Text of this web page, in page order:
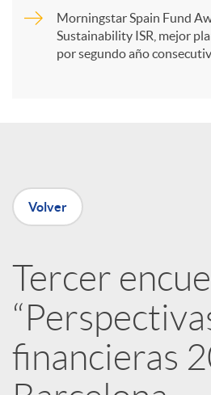
R
e
d
e
Morningstar Spain Fund
Sustainability ISR, mejor
por segundo año
Volver
Tercer
financieras